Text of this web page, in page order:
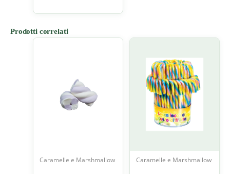
Prodotti correlati
Caramelle e Marshmallow Caramelle e Marshmallow